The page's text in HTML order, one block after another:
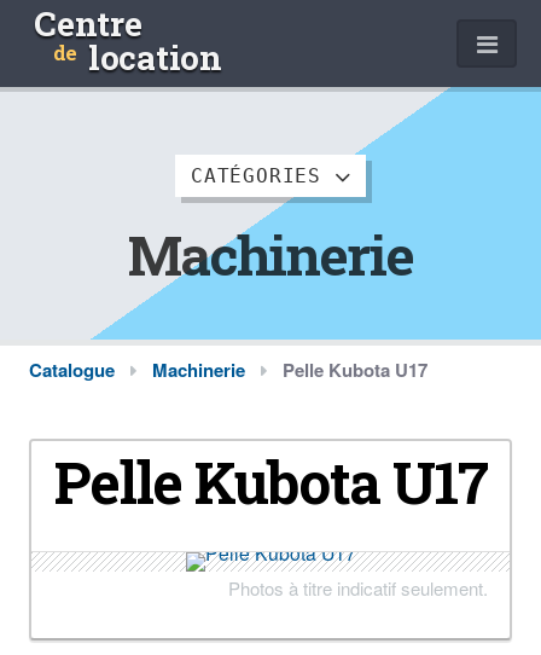
Centre
de location
CATÉGORIES
Machinerie
Catalogue Machinerie Pelle Kubota U17
Pelle Kubota U17
Photos à titre indicatif seulement.